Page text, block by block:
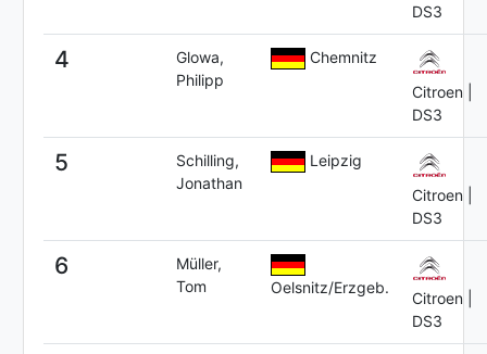
DS3
4
Glowa,
Philipp
Chemnitz
Citroen |
DS3
5
Schilling,
Jonathan
Leipzig
Citroen |
DS3
6
Müller,
Tom
Oelsnitz/Erzgeb.
Citroen |
DS3